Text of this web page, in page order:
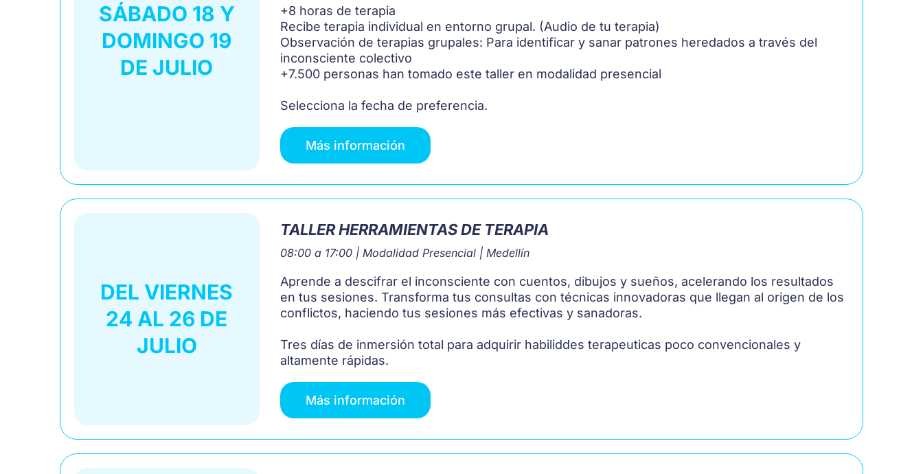
SÁBADO 18 Y
DOMINGO 19
DE JULIO
+8 horas de terapia
Recibe terapia individual en entorno grupal. (Audio de tu terapia)
Observación de terapias grupales: Para identificar y sanar patrones heredados a través del
inconsciente colectivo
+7.500 personas han tomado este taller en modalidad presencial
Selecciona la fecha de preferencia.
Más información
DEL VIERNES
24 AL 26 DE
JULIO
TALLER HERRAMIENTAS DE TERAPIA
08:00 a 17:00 | Modalidad Presencial | Medellín
Aprende a descifrar el inconsciente con cuentos, dibujos y sueños, acelerando los resultados
en tus sesiones. Transforma tus consultas con técnicas innovadoras que llegan al origen de los
conflictos, haciendo tus sesiones más efectivas y sanadoras.
Tres días de inmersión total para adquirir habiliddes terapeuticas poco convencionales y
altamente rápidas.
Más información